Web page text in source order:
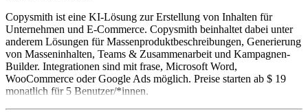
Copysmith ist eine KI-Lösung zur Erstellung von Inhalten für
Unternehmen und E-Commerce. Copysmith beinhaltet dabei unter
anderem Lösungen für Massenproduktbeschreibungen, Generierung
von Masseninhalten, Teams & Zusammenarbeit und Kampagnen-
Builder. Integrationen sind mit frase, Microsoft Word,
WooCommerce oder Google Ads möglich. Preise starten ab $ 19
monatlich für 5 Benutzer/*innen.